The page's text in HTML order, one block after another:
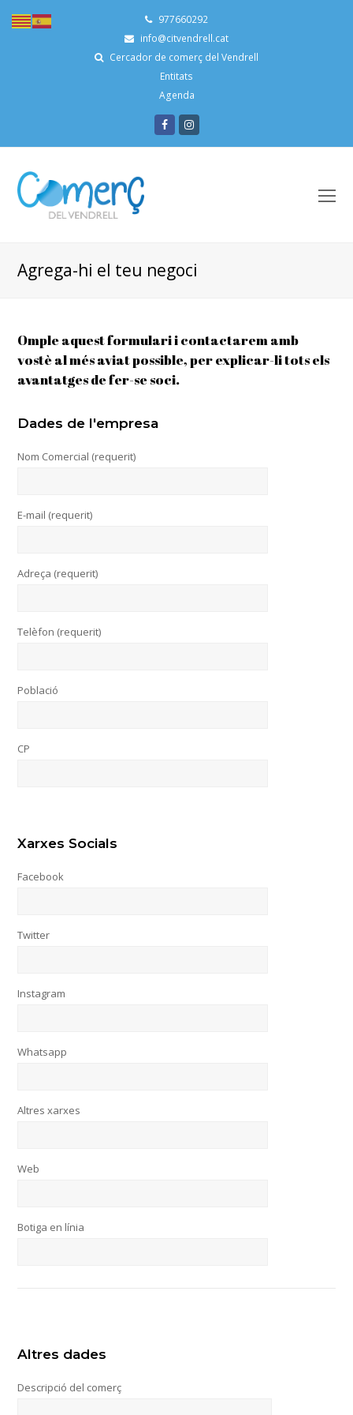
977660292
info@citvendrell.cat
Cercador de comerç del Vendrell
Entitats
Agenda
FacebookInstagram
Agrega-hi el teu negoci
Omple aquest formulari i contactarem amb
vostè al més aviat possible, per explicar-li tots els
avantatges de fer-se soci.
Dades de l'empresa
Nom Comercial (requerit)
E-mail (requerit)
Adreça (requerit)
Telèfon (requerit)
Població
CP
Xarxes Socials
Facebook
Twitter
Instagram
Whatsapp
Altres xarxes
Web
Botiga en línia
Altres dades
Descripció del comerç